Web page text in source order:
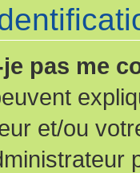
pas me
et/ou